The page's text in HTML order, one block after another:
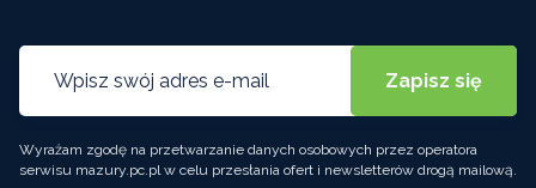
Wyrażam zgodę na przetwarzanie danych osobowych przez operatora
serwisu mazury.pc.pl w celu przesłania ofert i newsletterów drogą mailową.